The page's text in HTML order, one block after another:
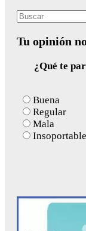
Search
Tu opinión
¿Qué te
Buena
Regular
Mala
Insoportable